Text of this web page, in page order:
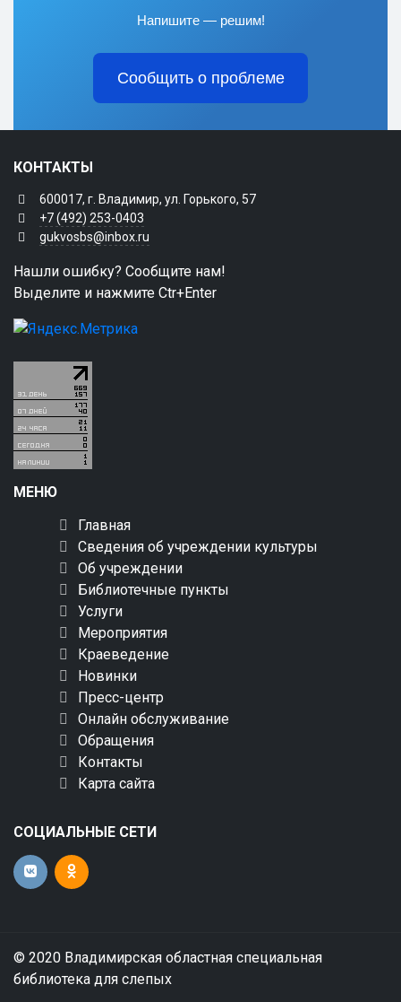
Напишите — решим!
Сообщить о проблеме
КОНТАКТЫ
600017, г. Владимир, ул. Горького, 57
+7 (492) 253-0403
gukvosbs@inbox.ru
Нашли ошибку? Сообщите нам!
Выделите и нажмите Ctr+Enter
МЕНЮ
Главная
Сведения об учреждении культуры
Об учреждении
Библиотечные пункты
Услуги
Мероприятия
Краеведение
Новинки
Пресс-центр
Онлайн обслуживание
Обращения
Контакты
Карта сайта
СОЦИАЛЬНЫЕ СЕТИ
© 2020 Владимирская областная специальная
библиотека для слепых